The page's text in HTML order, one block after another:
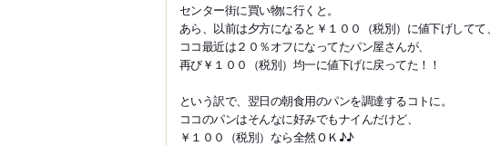
センター街に買い物に行くと。
あら、以前は夕方になると￥１００（税別）に値下げしてて、
ココ最近は２０％オフになってたパン屋さんが、
再び￥１００（税別）均一に値下げに戻ってた！！
という訳で、翌日の朝食用のパンを調達するコトに。
ココのパンはそんなに好みでもナイんだけど、
￥１００（税別）なら全然ＯＫ♪♪